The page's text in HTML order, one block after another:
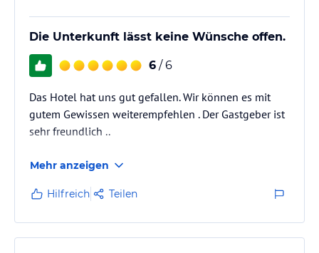
Die Unterkunft lässt keine Wünsche offen.
6 / 6
Das Hotel hat uns gut gefallen. Wir können es mit
gutem Gewissen weiterempfehlen . Der Gastgeber ist
sehr freundlich ..
Mehr anzeigen
Hilfreich Teilen